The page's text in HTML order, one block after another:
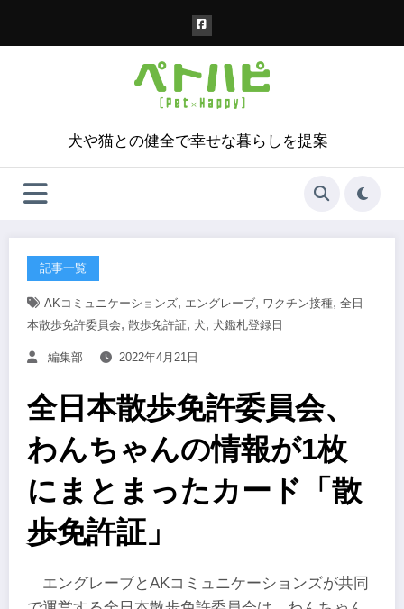
犬や猫との健全で幸せな暮らしを提案
記事一覧
AKコミュニケーションズ, エングレーブ, ワクチン接種, 全日
本散歩免許委員会, 散歩免許証, 犬, 犬鑑札登録日
編集部 2022年4月21日
全日本散歩免許委員会、
わんちゃんの情報が1枚
にまとまったカード「散
歩免許証」
エングレーブとAKコミュニケーションズが共同